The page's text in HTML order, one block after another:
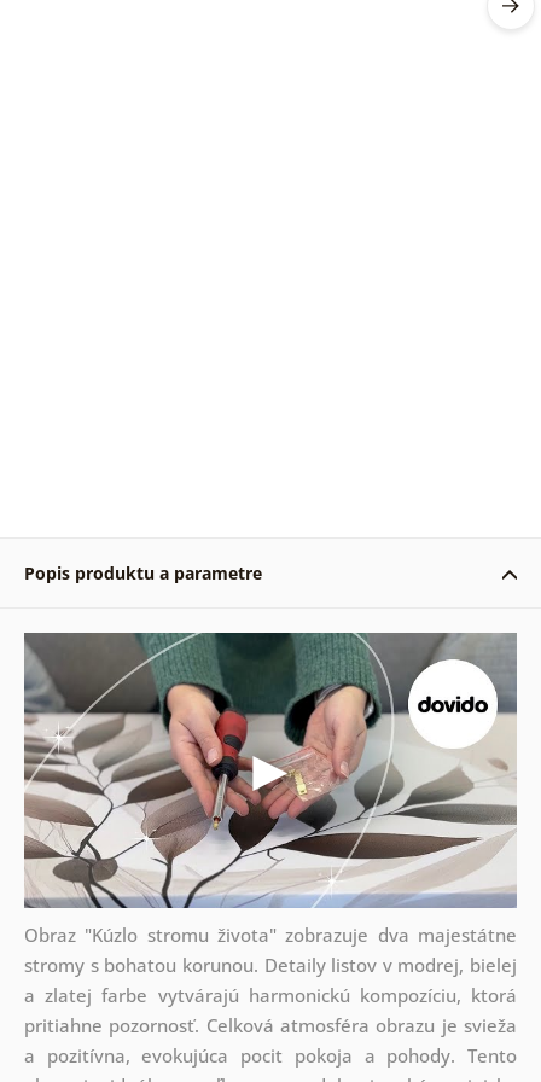
Popis produktu a parametre
Obraz "Kúzlo stromu života" zobrazuje dva majestátne
stromy s bohatou korunou. Detaily listov v modrej, bielej
a zlatej farbe vytvárajú harmonickú kompozíciu, ktorá
pritiahne pozornosť. Celková atmosféra obrazu je svieža
a pozitívna, evokujúca pocit pokoja a pohody. Tento